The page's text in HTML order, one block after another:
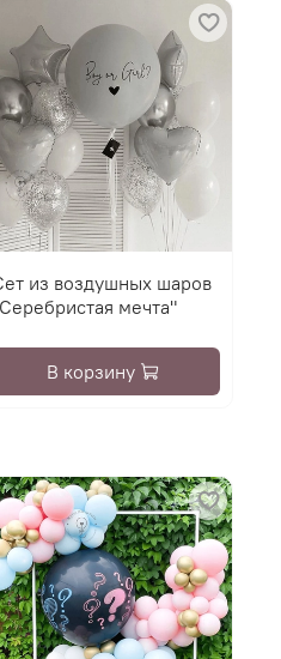
из воздушных шаров
мечта"
В корзину